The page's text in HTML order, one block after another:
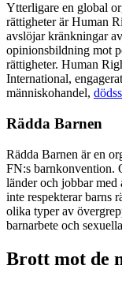
Ytterligare en global
rättigheter är Human
avslöjar kränkningar
opinionsbildning mot
rättigheter. Human
International,
människohandel,
Rädda Barnen
Rädda Barnen är en
FN:s barnkonvention.
länder och jobbar med
inte respekterar barns
olika typer av
barnarbete och
Brott mot de